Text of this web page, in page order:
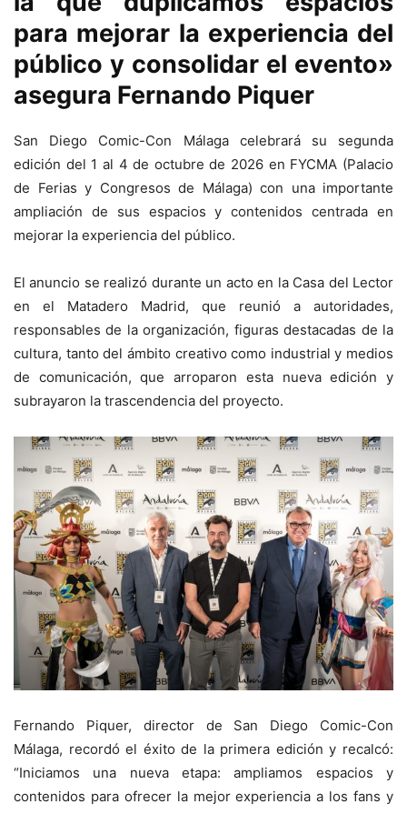
para mejorar la experiencia del
público y consolidar el evento»
asegura Fernando Piquer
San Diego Comic-Con Málaga celebrará su segunda
edición del 1 al 4 de octubre de 2026 en FYCMA (Palacio
de Ferias y Congresos de Málaga) con una importante
ampliación de sus espacios y contenidos centrada en
mejorar la experiencia del público.
El anuncio se realizó durante un acto en la Casa del Lector
en el Matadero Madrid, que reunió a autoridades,
responsables de la organización, figuras destacadas de la
cultura, tanto del ámbito creativo como industrial y medios
de comunicación, que arroparon esta nueva edición y
subrayaron la trascendencia del proyecto.
Fernando Piquer, director de San Diego Comic-Con
Málaga, recordó el éxito de la primera edición y recalcó:
“Iniciamos una nueva etapa: ampliamos espacios y
contenidos para ofrecer la mejor experiencia a los fans y